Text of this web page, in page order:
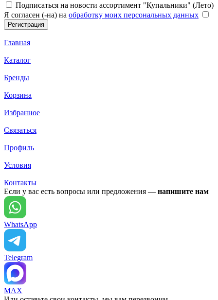
Подписаться на новости ассортимент "Купальники" (Лето)
Я согласен (-на) на обработку моих персональных данных
Главная
Каталог
Бренды
Корзина
Избранное
Связаться
Профиль
Условия
Контакты
Если у вас есть вопросы или предложения — напишите нам
WhatsApp
Telegram
MAX